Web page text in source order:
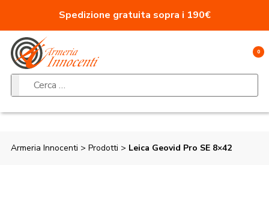
Spedizione gratuita sopra i 190€
0
Ricerca per:
Armeria Innocenti > Prodotti > Leica Geovid Pro SE 8×42